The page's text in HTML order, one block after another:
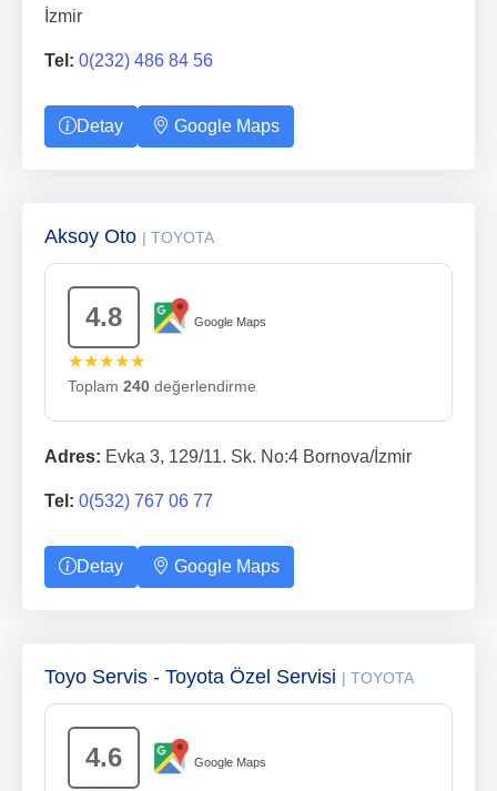
İzmir
Tel: 0(232) 486 84 56
Detay Google Maps
Aksoy Oto | TOYOTA
4.8 Google Maps
★★★★★
Toplam 240 değerlendirme
Adres: Evka 3, 129/11. Sk. No:4 Bornova/İzmir
Tel: 0(532) 767 06 77
Detay Google Maps
Toyo Servis - Toyota Özel Servisi | TOYOTA
4.6 Google Maps